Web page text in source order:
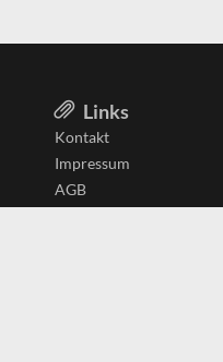
Links
Kontakt
Impressum
AGB